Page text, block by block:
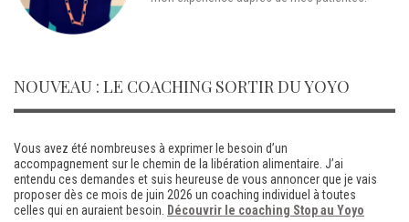
NOUVEAU : LE COACHING SORTIR DU YOYO
Vous avez été nombreuses à exprimer le besoin d’un
accompagnement sur le chemin de la libération alimentaire. J’ai
entendu ces demandes et suis heureuse de vous annoncer que je vais
proposer dès ce mois de juin 2026 un coaching individuel à toutes
celles qui en auraient besoin. Découvrir le coaching Stop au Yoyo